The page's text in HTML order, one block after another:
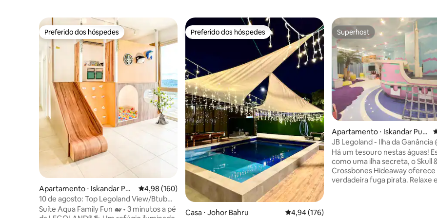
Preferido dos hóspedes
Preferido dos hóspedes
Apartamento ⋅ Iskandar Put
eri
4,98 de uma avaliação média de 5, 160 avaliações
4,98 (160)
10 de agosto: Top Legoland View/Btub
Kid-Friendly Aqua JB
Suíte Aqua Family Fun 🐋 • 3 minutos a pé
Preferido dos hóspedes
Preferido dos hóspedes
Casa ⋅ Johor Bahru 4,94 de uma avaliação média de 5, 176
4,94 (176)
Superhost
Superhost
Apartamento ⋅ Iskandar Put
eri
JB Legoland - Ilha da Ganância
D'Pristine Medini
Há um tesouro nestas águas!
como uma ilha secreta, o Skull
Crossbones Hideaway
verdadeira fuga pirata. Relaxe